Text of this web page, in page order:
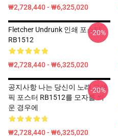
₩2,728,440 - ₩6,325,020
Fletcher Undrunk 인쇄 포스터
RB1512
₩2,728,440 - ₩6,325,020
-20%
공지사항 나는 당신이 노래 그래
픽 포스터 RB1512를 모자를 씌
운 경우에
₩2,728,440 - ₩6,325,020
-20%